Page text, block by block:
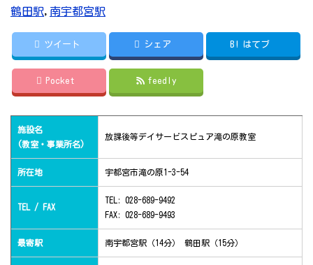
鶴田駅, 南宇都宮駅
ツイート シェア B! はてブ
Pocket feedly
施設名
(教室・事業所名)
放課後等デイサービスピュア滝の原教室
所在地 宇都宮市滝の原1-3-54
TEL / FAX
TEL: 028-689-9492
FAX: 028-689-9493
最寄駅 南宇都宮駅（14分） 鶴田駅（15分）